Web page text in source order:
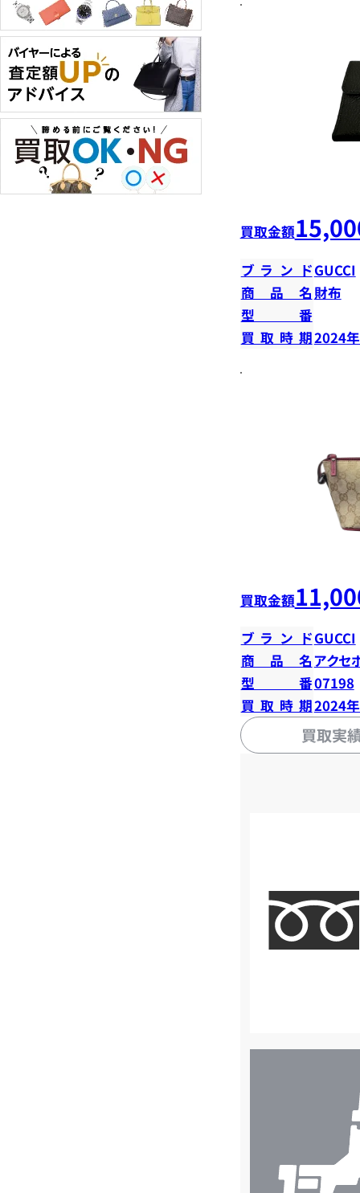
買取金額
ブランドGUCCI
商品名 財布
型番
買取時期2024
買取金額
ブランドGUCCI
商品名アクセ
型番07198
買取時期2024
買取実